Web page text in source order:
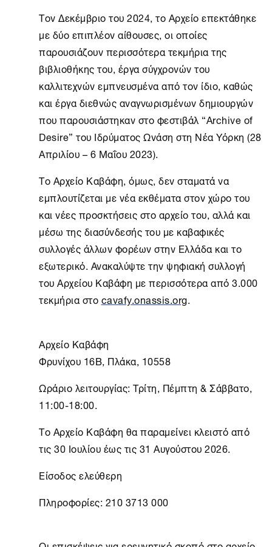
Τον Δεκέμβριο του 2024, το Αρχείο επεκτάθηκε
με δύο επιπλέον αίθουσες, οι οποίες
παρουσιάζουν περισσότερα τεκμήρια της
βιβλιοθήκης του, έργα σύγχρονών του
καλλιτεχνών εμπνευσμένα από τον ίδιο, καθώς
και έργα διεθνώς αναγνωρισμένων δημιουργών
που παρουσιάστηκαν στο φεστιβάλ “Archive of
Desire” του Ιδρύματος Ωνάση στη Νέα Υόρκη (28
Απριλίου – 6 Μαΐου 2023).
ΤοΑρχείο Καβάφη, όμως, δεν σταματά να
εμπλουτίζεται με νέα εκθέματα στον χώρο του
και νέες προσκτήσεις στο αρχείο του, αλλά και
μέσω της διασύνδεσής του με καβαφικές
συλλογές άλλων φορέων στην Ελλάδα και το
εξωτερικό. Ανακαλύψτε την ψηφιακή συλλογή
του Αρχείου Καβάφη με περισσότερα από 3.000
τεκμήρια στοcavafy.onassis.org.
Αρχείο Καβάφη
Φρυνίχου 16B, Πλάκα, 10558
Ωράριο λειτουργίας: Τρίτη, Πέμπτη & Σάββατο,
11:00-18:00.
ΤοΑρχείο Καβάφη θα παραμείνει κλειστό από
τις 30 Ιουλίου έως τις 31 Αυγούστου 2026.
Είσοδος ελεύθερη
Πληροφορίες: 210 3713 000